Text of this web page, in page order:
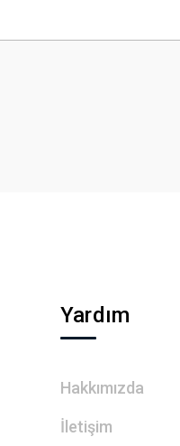
Yardım
Hakkımızda
İletişim